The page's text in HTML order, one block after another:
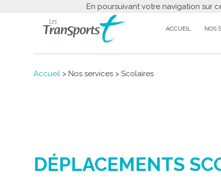
ACCUEIL NOS
Accueil > Nos services > Scolaires
DÉPLACEMENTS
En poursuivant votre navigation sur